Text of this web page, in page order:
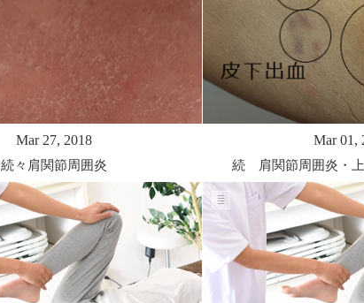
Mar 27, 2018
続々肩関節周囲炎
Mar 01,
続 肩関節周囲炎・